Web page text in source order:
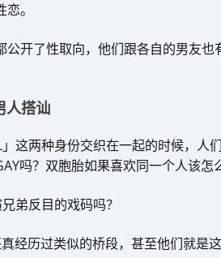
。
公开了性取向，他们跟各自的男友
人搭讪
这两种身份交织在一起的时候，人
吗？双胞胎如果喜欢同一个人该怎
弟反目的戏码吗？
经历过类似的桥段，甚至他们就是